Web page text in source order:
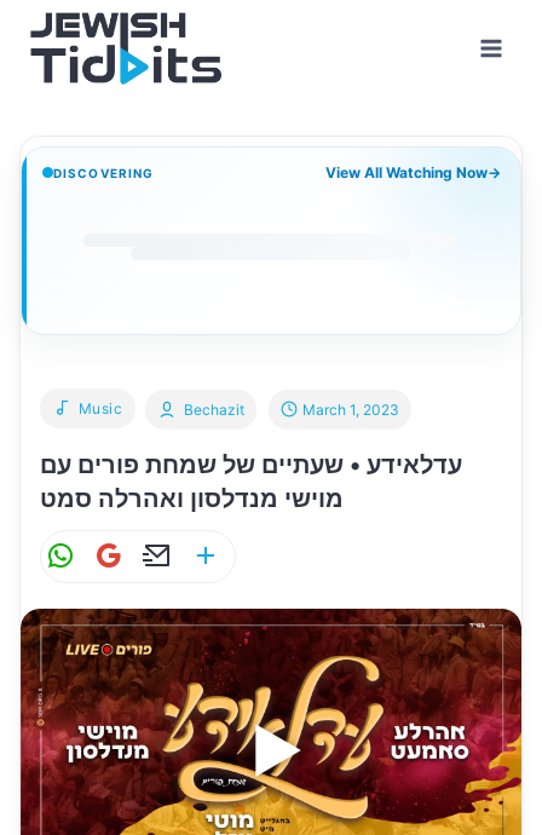
content
DISCOVERING View All Watching Now→
Music
עדלאידע • שעתיים של שמחת פורים עם
מוישי מנדלסון ואהרלה סמט
Bechazit March 1, 2023
W
at
s
A
p
p
G
ai
l
E
ai
l
ar
e